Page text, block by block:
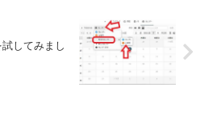
してみまし